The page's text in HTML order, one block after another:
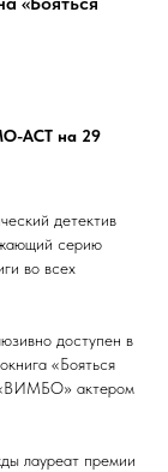
АСТ на 29
детектив
серию
во всех
доступен в
«Бояться
«ВИМБО» актером
лауреат премии